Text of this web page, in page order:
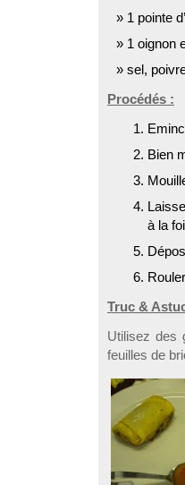
1 pointe
1 oignon
sel,
Procédés :
Bien
à la
Truc &
Utilisez des
feuilles de